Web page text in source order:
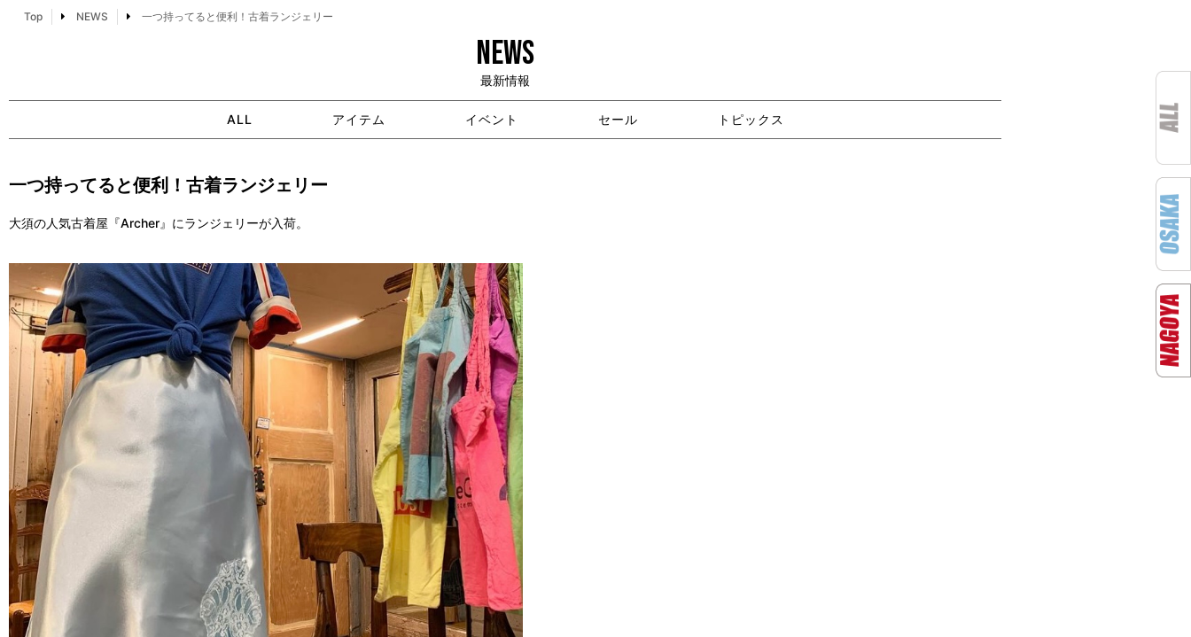
Top NEWS 一つ持ってると便利！古着ランジェリー
NEWS
最新情報
ALL アイテム イベント セール トピックス
一つ持ってると便利！古着ランジェリー
大須の人気古着屋『Archer』にランジェリーが入荷。